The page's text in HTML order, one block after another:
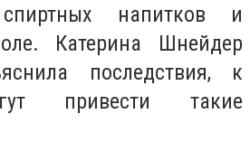
спиртных напитков и
Катерина Шнейдер
последствия, к
привести такие